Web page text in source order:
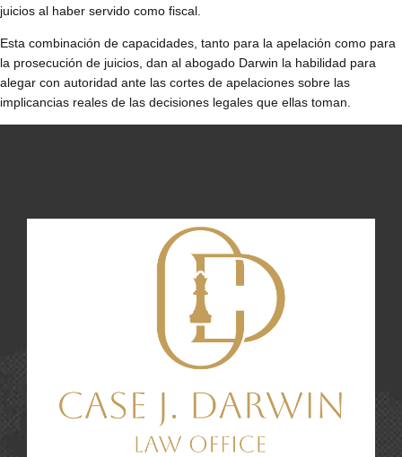
juicios al haber servido como fiscal.
Esta combinación de capacidades, tanto para la apelación como para
la prosecución de juicios, dan al abogado Darwin la habilidad para
alegar con autoridad ante las cortes de apelaciones sobre las
implicancias reales de las decisiones legales que ellas toman.